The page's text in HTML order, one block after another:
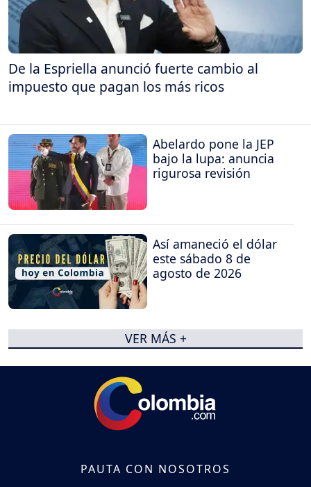
De la Espriella anunció fuerte cambio al
impuesto que pagan los más ricos
Abelardo pone la JEP
bajo la lupa: anuncia
rigurosa revisión
Así amaneció el dólar
este sábado 8 de
agosto de 2026
VER MÁS +
PAUTA CON NOSOTROS